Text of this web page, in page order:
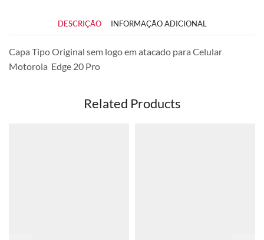
DESCRIÇÃO INFORMAÇÃO ADICIONAL
Capa Tipo Original sem logo em atacado para Celular
Motorola Edge 20 Pro
Related Products